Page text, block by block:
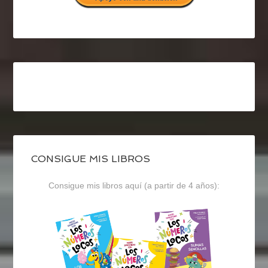
CONSIGUE MIS LIBROS
Consigue mis libros aquí (a partir de 4 años):